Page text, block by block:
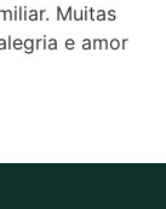
Muitas
e amor